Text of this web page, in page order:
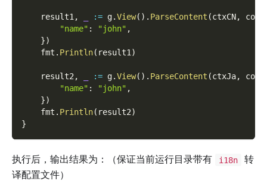
    result1
, := g.View( ) . ParseContent (ctxCN,
"name" : "john" ,
})
    fmt
. Println( result1)
    result2
, := g.View( ) . ParseContent (ctxJa,
"name" : "john" ,
})
    fmt
. Println( result2)
}
执行后，输出结果为：（保证当前运行目录带有 i18n
转
译配置文件）